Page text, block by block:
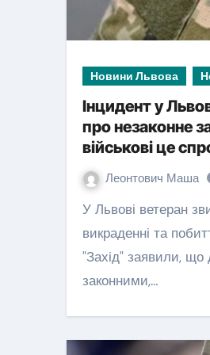
Новини Львова
Інцидент у
про незаконне
військові це
Леонтович Маша
У Львові ветеран звинуватив ТЦК у
викраденні та
"Захід" заявили, що
законними,…